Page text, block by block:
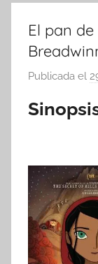
El pan
Publicada el